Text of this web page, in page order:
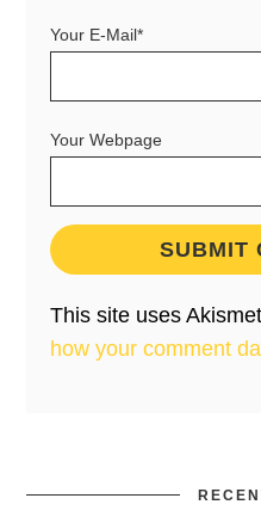
Your E-Mail*
Your Webpage
This site uses
how your comment